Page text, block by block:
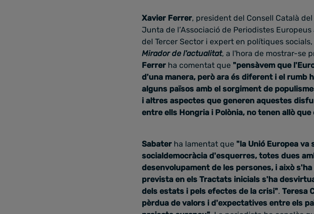
Xavier Ferrer, president del Consell Català
Junta de l’Associació de Periodistes Europeus
del Tercer Sector i expert en polítiques
Mirador de l'actualitat, a l'hora de mostrar-se
Ferrer ha comentat que "pensàvem que
d'una manera, però ara és diferent i el rumb
alguns països amb el sorgiment de
i altres aspectes que generen aquestes
entre ells Hongria i Polònia, no tenen allò
Sabater ha lamentat que "la Unió Europea
socialdemocràcia d'esquerres, totes dues
desenvolupament de les persones, i això
prevista en els Tractats inicials s'ha
dels estats i pels efectes de la crisi". Teresa
pèrdua de valors i d'expectatives entre els